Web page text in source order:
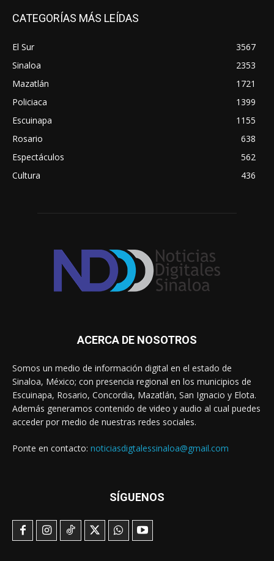
CATEGORÍAS MÁS LEÍDAS
El Sur
3567
Sinaloa
2353
Mazatlán
1721
Policiaca
1399
Escuinapa
1155
Rosario
638
Espectáculos
562
Cultura
436
ACERCA DE NOSOTROS
Somos un medio de información digital en el estado de
Sinaloa, México; con presencia regional en los municipios de
Escuinapa, Rosario, Concordia, Mazatlán, San Ignacio y Elota.
Además generamos contenido de video y audio al cual puedes
acceder por medio de nuestras redes sociales.
Ponte en contacto: noticiasdigtalessinaloa@gmail.com
SÍGUENOS